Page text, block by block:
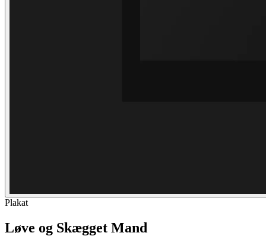
Plakat
Løve og Skægget Mand